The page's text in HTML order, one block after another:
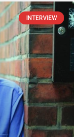
INTERVIEW